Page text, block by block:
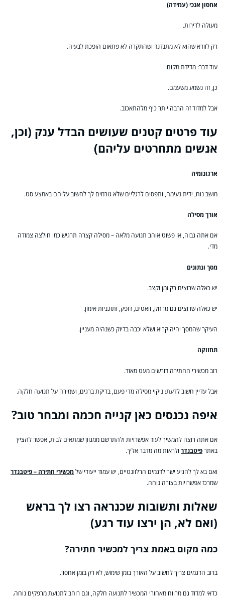
אחסון אנכי (עמידה)
מעולה לדירות.
רק לוודא שהוא לא מתנדנד ושהתקרה לא פתאום הופכת לבעיה.
עוד דבר: מדידת מקום.
כן, זה נשמע משעמם.
אבל למדוד זה הרבה יותר כיף מלהתאכזב.
עוד פרטים קטנים שעושים הבדל ענק (וכן,
אנשים מתחרטים עליהם)
ארגונומיה
מושב נוח, ידית נעימה, ותפסים לרגליים שלא גורמים לך לחשוב עליהם באמצע סט.
אורך מסילה
אם אתה גבוה, או פשוט אוהב תנועה מלאה – מסילה קצרה תרגיש כמו חולצה צמודה
מדי.
מסך ונתונים
יש כאלה שרוצים רק זמן וקצב.
יש כאלה שרוצים גם מרחק, וואטים, דופק, ותוכניות אימון.
העיקר שהמסך יהיה קריא ושלא יכבה בדיוק כשנהיה מעניין.
תחזוקה
רוב מכשירי החתירה דורשים מעט מאוד.
אבל עדיין חשוב לדעת: ניקוי מסילה מדי פעם, בדיקת ברגים, ושמירה על תנועה חלקה.
איפה נכנסים כאן קנייה חכמה ומבחר טוב?
אם אתה רוצה להמשיך לעוד אפשרויות ולהתרשם ממגוון שמתאים לבית, אפשר להציץ
באתרפיטבנדר ולראות מה מדבר אליך.
ואם בא לך להגיע ישר לדגמים הרלוונטיים, יש עמוד ייעודי שלמכשירי חתירה – פיטבנדר
שמרכז אפשרויות בצורה נוחה.
שאלות ותשובות שכנראה רצו לך בראש
(ואם לא, הן ירצו עוד רגע)
כמה מקום באמת צריך למכשיר חתירה?
ברוב הדגמים צריך לחשוב על האורך בזמן שימוש, לא רק בזמן אחסון.
כדאי למדוד גם מרווח מאחורי המכשיר לתנועה חלקה, וגם רוחב לתנועת מרפקים נוחה.